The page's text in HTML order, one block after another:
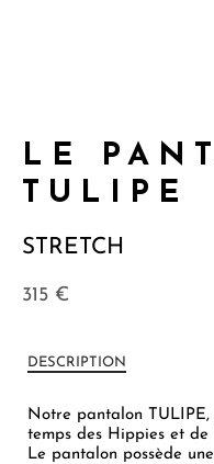
LE
TULIPE
STRETCH
315 €
DESCRIPTION
Notre pantalon TULIPE,
temps des Hippies et de
Le pantalon possède